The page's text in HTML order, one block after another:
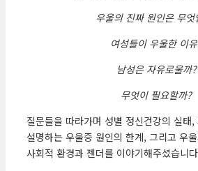
우울의 진짜 원인은 무엇
여성들이 우울한 이
남성은 자유로울까?
무엇이 필요할까?
질문들을 따라가며 성별 정신건강의 실태,
설명하는 우울증 원인의 한계, 그리고 우
사회적 환경과 젠더를 이야기해주셨습니